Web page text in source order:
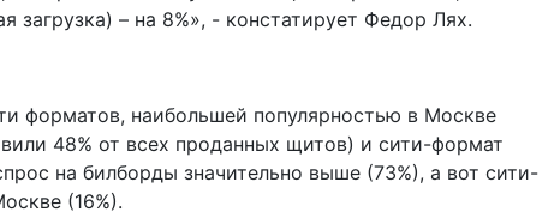
загрузка) – на 8%», - констатирует Федор Лях.
форматов, наибольшей популярностью в Москве
48% от всех проданных щитов) и сити-формат
на билборды значительно выше (73%), а вот сити-
(16%).